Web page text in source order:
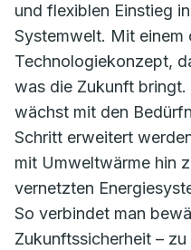
und flexiblen Einstieg
Systemwelt. Mit einem
Technologiekonzept,
was die Zukunft
wächst mit den
Schritt erweitert
mit Umweltwärme hin
vernetzten
So verbindet man
Zukunftssicherheit –